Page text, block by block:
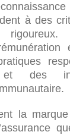
à des
et des
la